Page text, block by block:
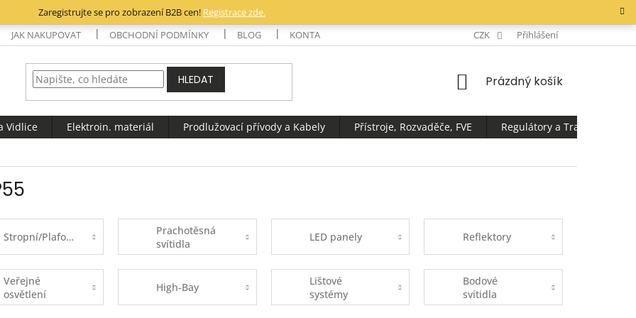
Zaregistrujte se pro zobrazení B2B cen! Registrace zde.
JAK NAKUPOVAT OBCHODNÍ PODMÍNKY BLOG KONTAKTY CZK Přihlášení
HLEDAT
NÁKUPNÍ
Prázdný košík
Vidlice Elektroin. materiál Prodlužovací přívody a Kabely Přístroje, Rozvaděče, FVE
Regulátory a
Stropní/Plafoniery
Prachotěsná
svítidla
LED panely Reflektory
Veřejné
osvětlení
High-Bay
Lištové
systémy
Bodové
svítidla